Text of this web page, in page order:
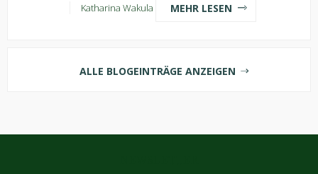
Katharina Wakula MEHR LESEN
ALLE BLOGEINTRÄGE ANZEIGEN